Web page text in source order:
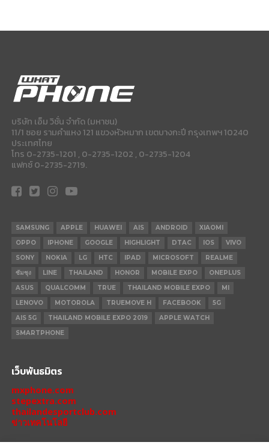
บริษัท เอ็ม วิชั่น จำกัด (มหาชน)
11/1 ซอย รามคำแหง 121 แขวงหัวหมาก เขตบางกะปี กรุงเทพฯ 10240
ประเทศไทย
โทร 0-2735-1201 , 0-2735-1202 , 0-2735-1204
แฟกซ์ 0-2735-2719.
SAMSUNG APPLE HUAWEI AIS ANDROID
XIAOMI
OPPO
IPHONE GOOGLE HIGHLIGHT DTAC IOS
VIVO
SONY
NOKIA LG HTC IPAD MICROSOFT
REALME
ซัมซุง
LINE THAILAND HONOR MOBILE EXPO
ONEPLUS
ASUS
QUALCOMM TRUE THAILAND MOBILE EXPO
MI
LENOVO
MOTOROLA TRUEMOVE H FACEBOOK
5G
AIS 5G
THAILAND MOBILE EXPO 2019
APPLE WATCH
SMARTPHONE
เว็บพันธมิตร
mxphone.com
stepextra.com
thailandesportclub.com
ข่าวเทคโนโลยี